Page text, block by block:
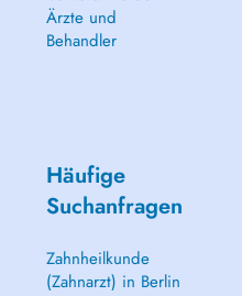
Ärzte und
Behandler
Häufige
Suchanfragen
Zahnheilkunde
(Zahnarzt) in Berlin